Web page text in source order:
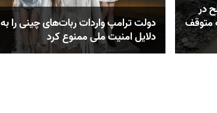
در
متوقف
دولت ترامپ واردات ربات‌های چینی را به
دلایل امنیت ملی ممنوع کرد